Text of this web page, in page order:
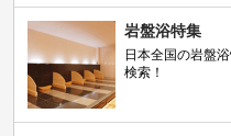
岩盤浴特集
日本全国の岩盤
検索！